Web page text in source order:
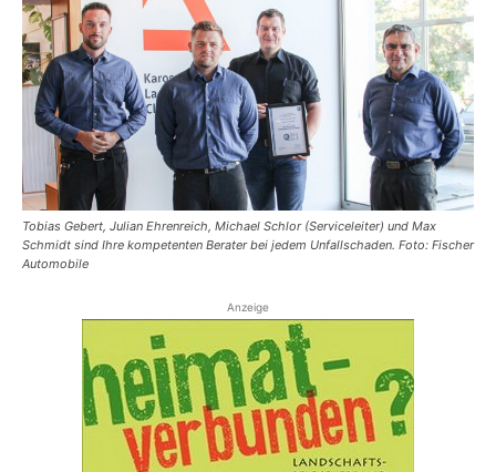
Tobias Gebert, Julian Ehrenreich, Michael Schlor (Serviceleiter) und Max
Schmidt sind Ihre kompetenten Berater bei jedem Unfallschaden. Foto: Fischer
Automobile
Anzeige